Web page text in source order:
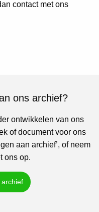
contact met ons
ons archief?
ontwikkelen van ons
of document voor ons
aan archief’, of neem
ons op.